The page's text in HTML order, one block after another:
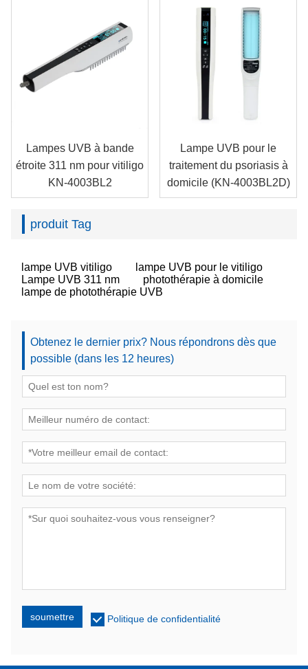
Lampes UVB à bande
étroite 311 nm pour vitiligo
KN-4003BL2
Lampe UVB pour le
traitement du psoriasis à
domicile (KN-4003BL2D)
produit Tag
lampe UVB vitiligo
lampe UVB pour le vitiligo
Lampe UVB 311 nm
photothérapie à domicile
lampe de photothérapie UVB
Obtenez le dernier prix? Nous répondrons dès que
possible (dans les 12 heures)
soumettre Politique de confidentialité